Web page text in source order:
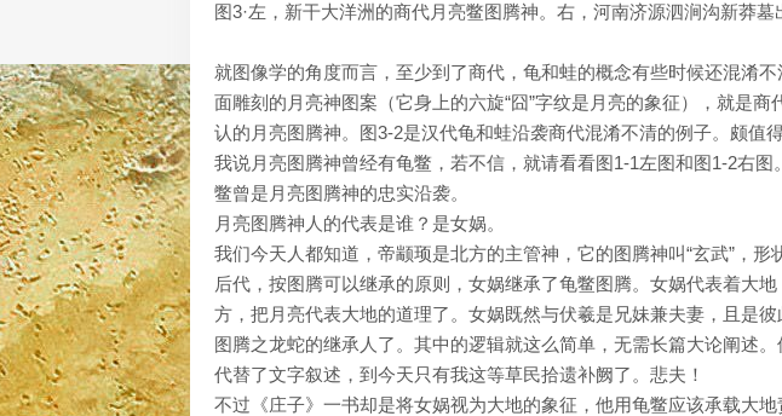
图3·左，新干大洋洲的商代月亮鳖图腾神。右，河南济源泗涧沟新莽
就图像学的角度而言，至少到了商代，龟和蛙的概念有些时候还混淆
面雕刻的月亮神图案（它身上的六旋“囧”字纹是月亮的象征），就是
认的月亮图腾神。图3-2是汉代龟和蛙沿袭商代混淆不清的例子。颇值得
我说月亮图腾神曾经有龟鳖，若不信，就请看看图1-1左图和图1-2右
鳖曾是月亮图腾神的忠实沿袭。
月亮图腾神人的代表是谁？是女娲。
我们今天人都知道，帝颛顼是北方的主管神，它的图腾神叫“玄武”，
后代，按图腾可以继承的原则，女娲继承了龟鳖图腾。女娲代表着大
方，把月亮代表大地的道理了。女娲既然与伏羲是兄妹兼夫妻，且是
图腾之龙蛇的继承人了。其中的逻辑就这么简单，无需长篇大论阐述
代替了文字叙述，到今天只有我这等草民拾遗补阙了。悲夫！
不过《庄子》一书却是将女娲视为大地的象征，他用龟鳖应该承载大